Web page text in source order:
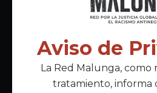
Acepto lapolítica de
Aviso de
La Red Malunga, como
tratamiento, informa